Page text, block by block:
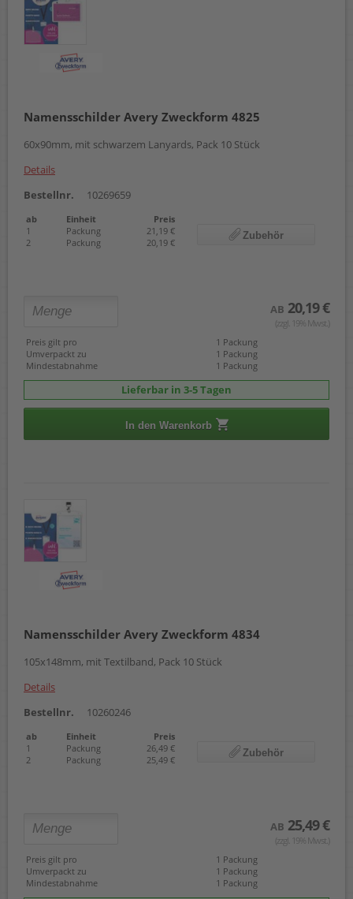
Namensschilder Avery Zweckform 4825
60x90mm, mit schwarzem Lanyards, Pack 10 Stück
Details
Bestellnr.
10269659
ab Einheit
Preis
1
Packung
21,19 €
2
Packung 20,19 €
Zubehör
AB 20,19 €
(zzgl. 19% Mwst.)
Preis gilt pro
1 Packung
Umverpackt zu
1 Packung
Mindestabnahme
1 Packung
Lieferbar in 3-5 Tagen
In den Warenkorb
Namensschilder Avery Zweckform 4834
105x148mm, mit Textilband, Pack 10 Stück
Details
Bestellnr.
10260246
ab Einheit
Preis
1
Packung
26,49 €
2
Packung 25,49 €
Zubehör
AB 25,49 €
(zzgl. 19% Mwst.)
Preis gilt pro
1 Packung
Umverpackt zu
1 Packung
Mindestabnahme
1 Packung